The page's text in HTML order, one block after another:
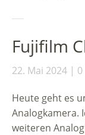
Fujifilm
22. Mai 2024
Heute geht es
Analogkamera.
weiteren